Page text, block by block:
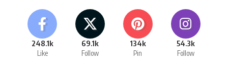
248.1k
Like
69.1k
Follow
134k
Pin
54.3k
Follow